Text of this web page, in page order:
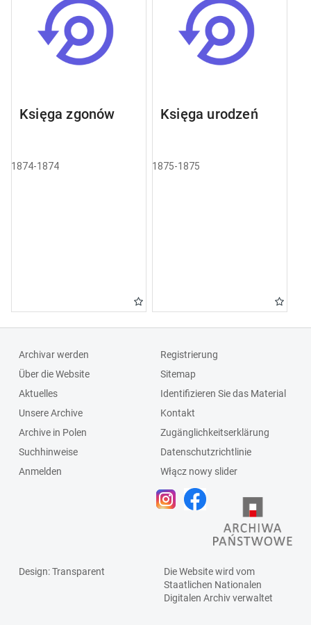
Księga zgonów
1874-1874
Księga urodzeń
1875-1875
Archivar werden
Über die Website
Aktuelles
Unsere Archive
Archive in Polen
Suchhinweise
Anmelden
Registrierung
Sitemap
Identifizieren Sie das Material
Kontakt
Zugänglichkeitserklärung
Datenschutzrichtlinie
Włącz nowy slider
Design: Transparent
Die Website wird vom
Staatlichen Nationalen
Digitalen Archivverwaltet